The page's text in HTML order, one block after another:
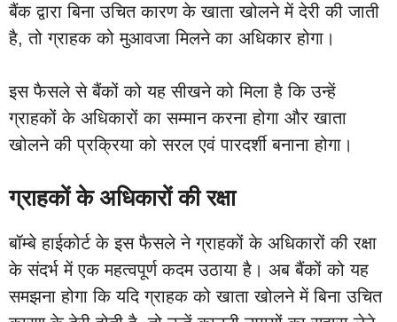
बैंक द्वारा बिना उचित कारण के खाता खोलने में देरी की जाती
है, तो ग्राहक को मुआवजा मिलने का अधिकार होगा।
इस फैसले से बैंकों को यह सीखने को मिला है कि उन्हें
ग्राहकों के अधिकारों का सम्मान करना होगा और खाता
खोलने की प्रक्रिया को सरल एवं पारदर्शी बनाना होगा।
ग्राहकों के अधिकारों की रक्षा
बॉम्बे हाईकोर्ट के इस फैसले ने ग्राहकों के अधिकारों की रक्षा
के संदर्भ में एक महत्वपूर्ण कदम उठाया है। अब बैंकों को यह
समझना होगा कि यदि ग्राहक को खाता खोलने में बिना उचित